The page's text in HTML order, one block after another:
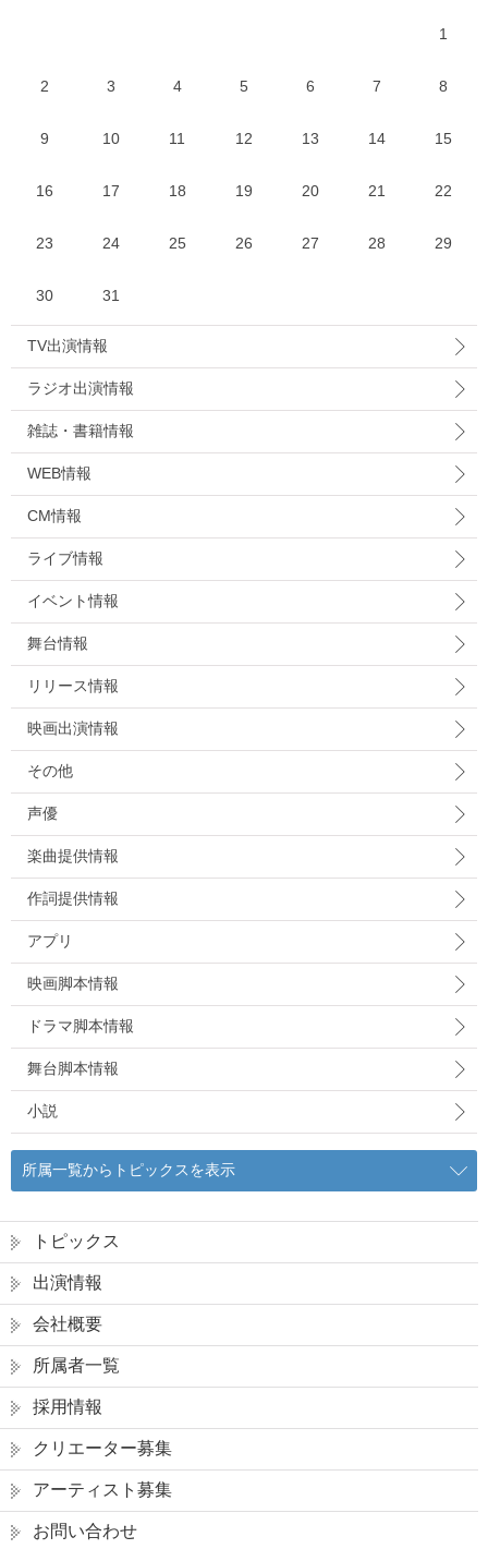
1
2 3 4 5 6 7 8
9 10 11 12 13 14 15
16 17 18 19 20 21 22
23 24 25 26 27 28 29
30 31
TV出演情報
ラジオ出演情報
雑誌・書籍情報
WEB情報
CM情報
ライブ情報
イベント情報
舞台情報
リリース情報
映画出演情報
その他
声優
楽曲提供情報
作詞提供情報
アプリ
映画脚本情報
ドラマ脚本情報
舞台脚本情報
小説
所属一覧からトピックスを表示
トピックス
出演情報
会社概要
所属者一覧
採用情報
クリエーター募集
アーティスト募集
お問い合わせ